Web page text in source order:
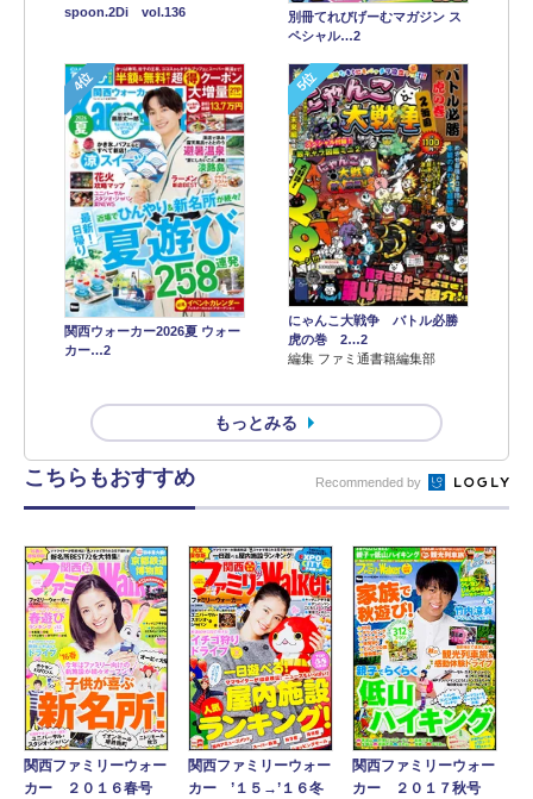
spoon.2Di vol.136
別冊てれびげーむマガジン ス
ペシャル…2
4位
関西ウォーカー2026夏 ウォー
カー…2
5位
にゃんこ大戦争 バトル必勝
虎の巻 2…2
編集 ファミ通書籍編集部
もっとみる
こちらもおすすめ Recommended by
関西ファミリーウォー
カー ２０１６春号
関西ファミリーウォー
カー ’１５→’１６冬
関西ファミリーウォー
カー ２０１７秋号